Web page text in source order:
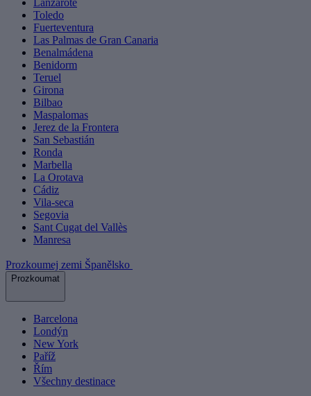
Lanzarote
Toledo
Fuerteventura
Las Palmas de Gran Canaria
Benalmádena
Benidorm
Teruel
Girona
Bilbao
Maspalomas
Jerez de la Frontera
San Sebastián
Ronda
Marbella
La Orotava
Cádiz
Vila-seca
Segovia
Sant Cugat del Vallès
Manresa
Prozkoumej zemi Španělsko
Prozkoumat
Barcelona
Londýn
New York
Paříž
Řím
Všechny destinace